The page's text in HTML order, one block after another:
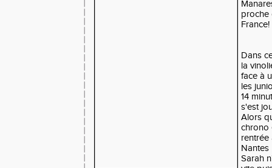
proche
France!
Dans
la
face à
les
14
s'est
Alors
chrono
rentrée
Nantes
Sarah